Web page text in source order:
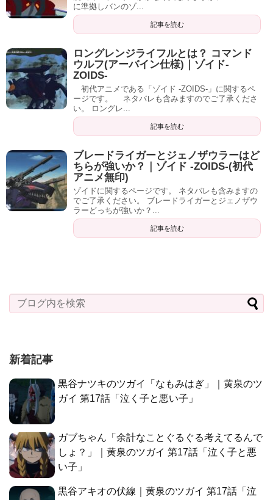
に準拠しバンのゾ...
記事を読む
ロングレンジライフルとは？ コマンド
ウルフ(アーバイン仕様)｜ゾイド-
ZOIDS-
初代アニメである「ゾイド -ZOIDS-」に関するペ
ージです。 ネタバレも含みますのでご了承くださ
い。 ロングレ...
記事を読む
ブレードライガーとジェノザウラーはど
ちらが強いか？｜ゾイド -ZOIDS-(初代
アニメ無印)
ゾイドに関するページです。 ネタバレも含みますの
でご了承ください。 ブレードライガーとジェノザウ
ラーどっちが強いか？...
記事を読む
新着記事
黒谷ナツキのツガイ「なもみはぎ」｜黄泉のツ
ガイ 第17話「泣く子と悪い子」
ガブちゃん「余計なことぐるぐる考えてるんで
しょ？」｜黄泉のツガイ 第17話「泣く子と悪
い子」
黒谷アキオの伏線｜黄泉のツガイ 第17話「泣